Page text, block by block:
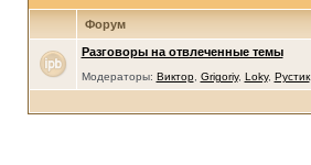
Форум
Разговоры на отвлеченные темы
Модераторы: Виктор, Grigoriy, Loky, Рустик,